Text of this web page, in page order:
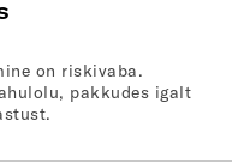
on riskivaba.
pakkudes igalt